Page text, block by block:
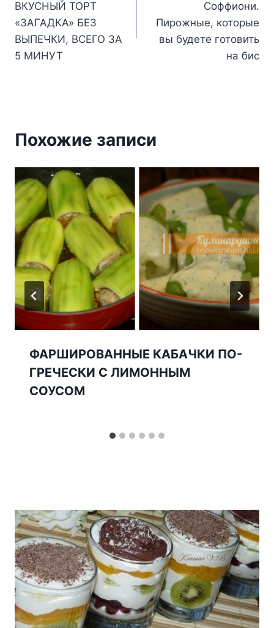
записям
ВКУСНЫЙ ТОРТ
«ЗАГАДКА» БЕЗ
ВЫПЕЧКИ, ВСЕГО ЗА
5 МИНУТ
Соффиони.
Пирожные, которые
вы будете готовить
на бис
Похожие записи
ФАРШИРОВАННЫЕ КАБАЧКИ ПО-
ГРЕЧЕСКИ С ЛИМОННЫМ
СОУСОМ